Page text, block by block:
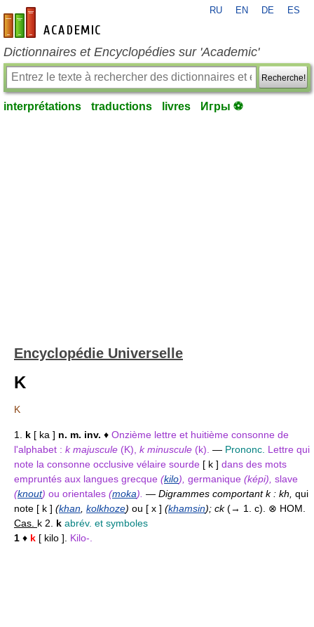
fr-academic.com
RU EN DE ES
Dictionnaires et Encyclopédies sur 'Academic'
Recherche!
interprétations traductions livres Игры ⚽
Encyclopédie Universelle
K
K
1. k [ ka ] n. m. inv. ♦ Onzième lettre et huitième consonne de
l'alphabet : k majuscule (K), k minuscule (k). — Prononc. Lettre qui
note la consonne occlusive vélaire sourde [ k ] dans des mots
empruntés aux langues grecque (kilo), germanique (képi), slave
(knout) ou orientales (moka). — Digrammes comportant k : kh, qui
note [ k ] (khan kolkhoze) ou [ x ] (khamsin); ck(→ 1. c). ⊗ HOM.
Cas. k 2. k abrév. et symboles
1 ♦ k [ kilo ]. Kilo-.